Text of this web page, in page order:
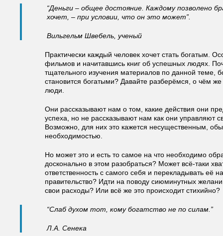
“Деньги – общее достояние. Каждому позволено
хочет, – при условии, что он это может”.
Вильгельм Швебель, ученый
Практически каждый человек хочет стать богатым.
фильмов и начитавшись книг об успешных людях.
тщательного изучения материалов по данной теме,
становится богатыми? Давайте разберёмся, о чём
люди.
Они рассказывают нам о том, какие действия они
успеха, но не рассказывают нам как они управляют
Возможно, для них это кажется несущественным,
необходимостью.
Но может это и есть то самое на что необходимо
досконально в этом разобраться? Может всё-таки
ответственность с самого себя и перекладывать её
правительство? Идти на поводу сиюминутных
свои расходы? Или всё же это происходит стихийно?
“Слаб духом тот, кому богатство не по силам.”
Л.А. Сенека